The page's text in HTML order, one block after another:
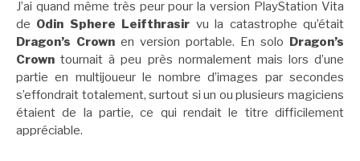
J’ai quand même très peur pour la version PlayStation Vita
de Odin Sphere Leifthrasir vu la catastrophe qu’était
Dragon’s Crown en version portable. En solo Dragon’s
Crown tournait à peu près normalement mais lors d’une
partie en multijoueur le nombre d’images par secondes
s’effondrait totalement, surtout si un ou plusieurs magiciens
étaient de la partie, ce qui rendait le titre difficilement
appréciable.